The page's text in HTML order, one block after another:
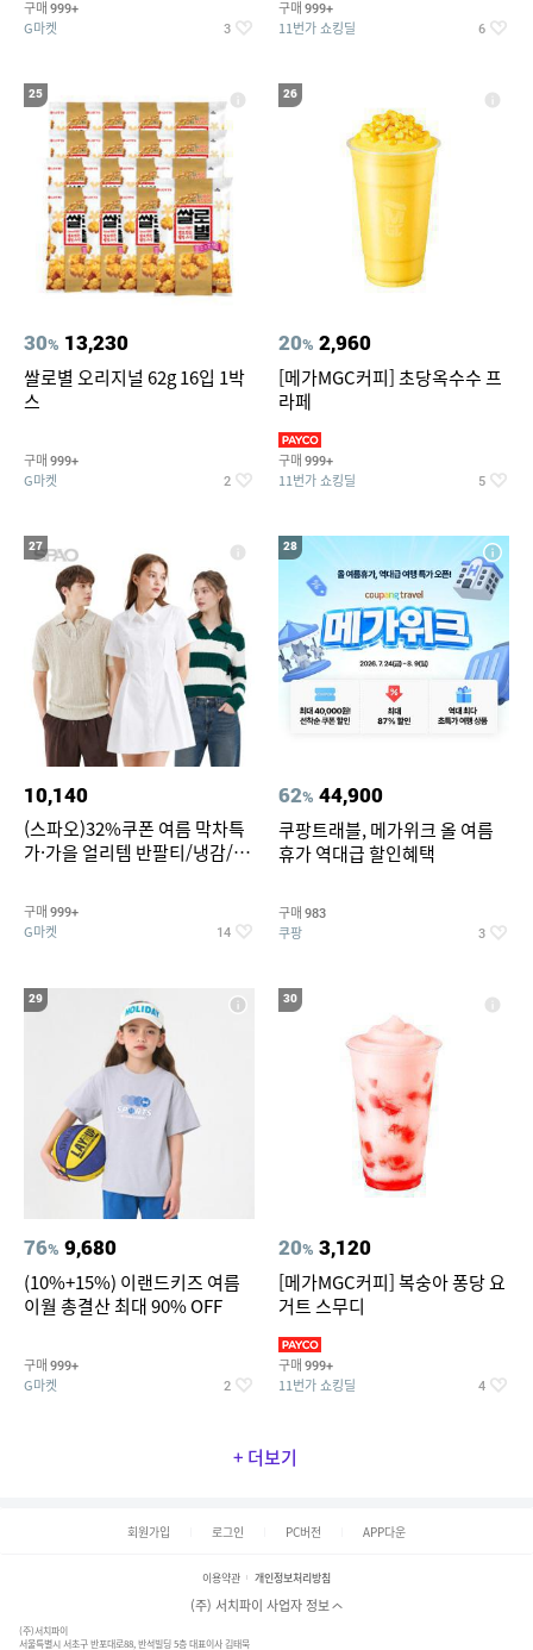
구매 999+
G마켓 3
구매 999+
11번가 쇼킹딜 6
25
30% 13,230
쌀로별 오리지널 62g 16입 1박
스
구매 999+
G마켓 2
26
20% 2,960
[메가MGC커피] 초당옥수수 프
라페
구매 999+
11번가 쇼킹딜 5
27
10,140
(스파오)32%쿠폰 여름 막차특
가·가을 얼리템 반팔티/냉감/반
건 외 ~74%OFF
구매 999+
G마켓 14
28
62% 44,900
쿠팡트래블, 메가위크 올 여름
휴가 역대급 할인혜택
구매 983
쿠팡 3
29
76% 9,680
(10%+15%) 이랜드키즈 여름
이월 총결산 최대 90% OFF
구매 999+
G마켓 2
30
20% 3,120
[메가MGC커피] 복숭아 퐁당 요
거트 스무디
구매 999+
11번가 쇼킹딜 4
+ 더보기
회원가입 로그인 PC버전 APP다운
이용약관 개인정보처리방침
(주) 서치파이 사업자 정보
(주)서치파이
서울특별시 서초구 반포대로88, 반석빌딩 5층 대표이사 김태묵